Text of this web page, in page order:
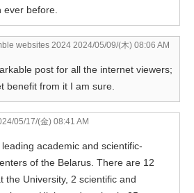
ever before.
websites 2024 2024/05/09/(木) 08:06 AM
post for all the internet viewers;
benefit from it I am sure.
05/17/(金) 08:41 AM
academic and scientific-
of the Belarus. There are 12
the University, 2 scientific and